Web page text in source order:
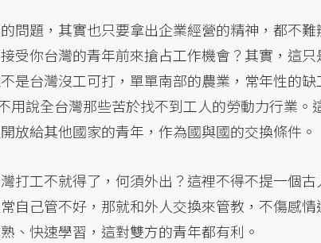
問題，其實也只要拿出企業經營的精神，都不
受你台灣的青年前來搶占工作機會？其實，這只
是台灣沒工可打，單單南部的農業，常年性的
用說全台灣那些苦於找不到工人的勞動力行業。
放給其他國家的青年，作為國與國的交換條件。
打工不就得了，何須外出？這裡不得不提一個
自己管不好，那就和外人交換來管教，不傷感
、快速學習，這對雙方的青年都有利。